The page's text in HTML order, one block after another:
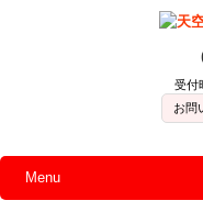
受付
お問
Menu